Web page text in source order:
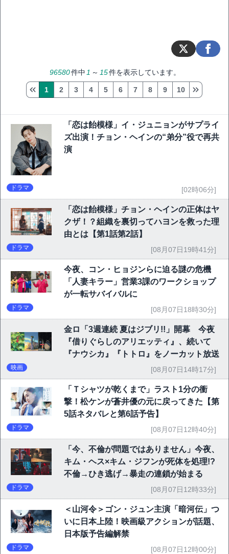
96580件中 1 ～ 15件を表示しています。
1 2 3 4 5 6 7 8 9 10
「恋は飴模様」イ・ジュニョンがサプライ
ズ出演！チョン・ヘインの“弟分”役で再共
演
ドラマ [02時06分]
「恋は飴模様」チョン・ヘインの正体はヤ
クザ！？組織を裏切ってハヨンを救った理
由とは【第1話第2話】
ドラマ [08月07日19時41分]
今夜、コン・ヒョジンらに迫る謎の危機
「人妻キラー」営業3課のワークショップ
が一転サバイバルに
ドラマ [08月07日18時30分]
金ロ「3週連続 夏はジブリ!!」開幕 今夜
『借りぐらしのアリエッティ』、続いて
『ナウシカ』『トトロ』をノーカット放送
映画 [08月07日14時17分]
「Ｔシャツが乾くまで」ラスト1分の衝
撃！松ケンが蒼井優の元に戻ってきた【第
5話ネタバレと第6話予告】
ドラマ [08月07日12時40分]
「今、不倫が問題ではありません」今夜、
キム・ヘス×キム・ジフンが死体を処理!?
不倫→ひき逃げ→暴走の連鎖が始まる
ドラマ [08月07日12時33分]
＜山河令＞ゴン・ジュン主演「暗河伝」つ
いに日本上陸！映画級アクションが話題、
日本版予告編解禁
ドラマ [08月07日12時00分]